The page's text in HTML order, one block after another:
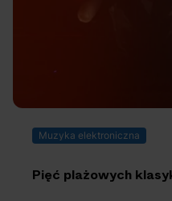
Polecane Scena Impostora 06.08.2026
Kto jest
Muzyka elektroniczna
Pięć plażowych